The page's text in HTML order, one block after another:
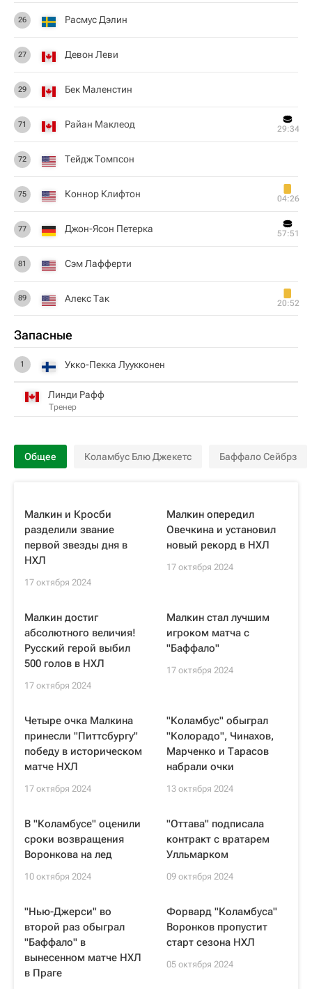
26 Расмус Дэлин
27 Девон Леви
29 Бек Маленстин
71 Райан Маклеод 29:34
72 Тейдж Томпсон
75 Коннор Клифтон 04:26
77 Джон-Ясон Петерка 57:51
81 Сэм Лафферти
89 Алекс Так 20:52
Запасные
1 Укко-Пекка Луукконен
Линди Рафф
Тренер
Общее Коламбус Блю Джекетс Баффало Сейбрз
Малкин и Кросби
разделили звание
первой звезды дня в
НХЛ
17 октября 2024
Малкин опередил
Овечкина и установил
новый рекорд в НХЛ
17 октября 2024
Малкин достиг
абсолютного величия!
Русский герой выбил
500 голов в НХЛ
17 октября 2024
Малкин стал лучшим
игроком матча с
"Баффало"
17 октября 2024
Четыре очка Малкина
принесли "Питтсбургу"
победу в историческом
матче НХЛ
17 октября 2024
"Коламбус" обыграл
"Колорадо", Чинахов,
Марченко и Тарасов
набрали очки
13 октября 2024
В "Коламбусе" оценили
сроки возвращения
Воронкова на лед
10 октября 2024
"Оттава" подписала
контракт с вратарем
Улльмарком
09 октября 2024
"Нью-Джерси" во
второй раз обыграл
"Баффало" в
вынесенном матче НХЛ
в Праге
Форвард "Коламбуса"
Воронков пропустит
старт сезона НХЛ
05 октября 2024